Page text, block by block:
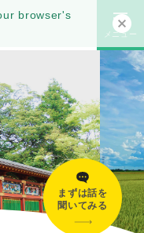
browser's
メニュー
まずは話を
聞いてみる